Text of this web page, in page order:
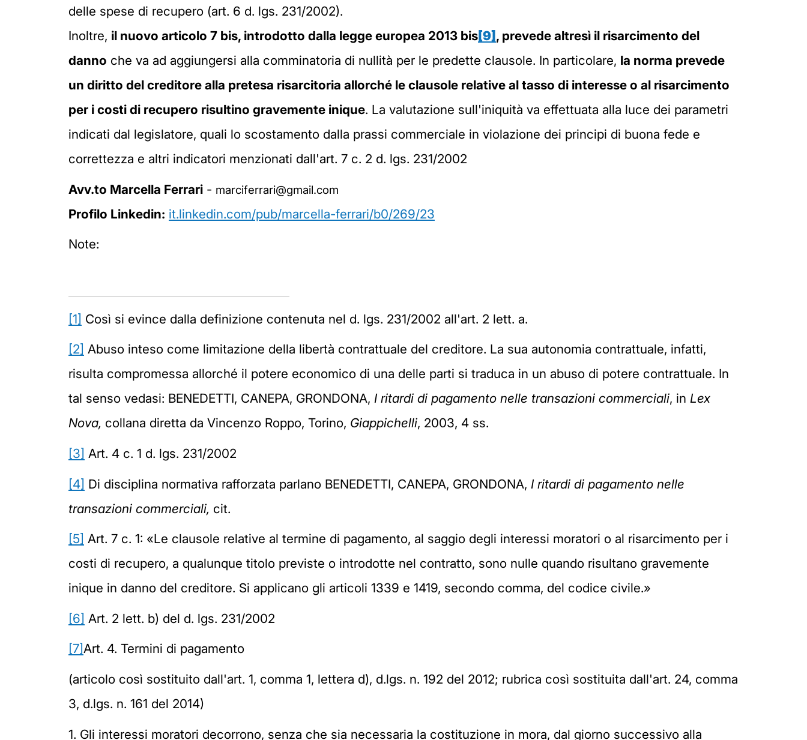
delle spese di recupero (art. 6 d. lgs. 231/2002).
Inoltre, il nuovo articolo 7 bis, introdotto dalla legge europea 2013 bis [9] , prevede altresì il risarcimento del
danno che va ad aggiungersi alla comminatoria di nullità per le predette clausole. In particolare, la norma prevede
un diritto del creditore alla pretesa risarcitoria allorché le clausole relative al tasso di interesse o al risarcimento
per i costi di recupero risultino gravemente inique. La valutazione sull'iniquità va effettuata alla luce dei parametri
indicati dal legislatore, quali lo scostamento dalla prassi commerciale in violazione dei principi di buona fede e
correttezza e altri indicatori menzionati dall'art. 7 c. 2 d. lgs. 231/2002
Avv.to Marcella Ferrari - marciferrari@gmail.com
Profilo Linkedin: it.linkedin.com/pub/marcella-ferrari/b0/269/23
Note:
[1] Così si evince dalla definizione contenuta nel d. lgs. 231/2002 all'art. 2 lett. a.
[2] Abuso inteso come limitazione della libertà contrattuale del creditore. La sua autonomia contrattuale, infatti,
risulta compromessa allorché il potere economico di una delle parti si traduca in un abuso di potere contrattuale. In
tal senso vedasi: BENEDETTI, CANEPA, GRONDONA, I ritardi di pagamento nelle transazioni commerciali, in Lex
Nova, collana diretta da Vincenzo Roppo, Torino, Giappichelli, 2003, 4 ss.
[3] Art. 4 c. 1 d. lgs. 231/2002
[4] Di disciplina normativa rafforzata parlano BENEDETTI, CANEPA, GRONDONA, I ritardi di pagamento nelle
transazioni commerciali, cit.
[5] Art. 7 c. 1: «Le clausole relative al termine di pagamento, al saggio degli interessi moratori o al risarcimento per i
costi di recupero, a qualunque titolo previste o introdotte nel contratto, sono nulle quando risultano gravemente
inique in danno del creditore. Si applicano gli articoli 1339 e 1419, secondo comma, del codice civile.»
[6] Art. 2 lett. b) del d. lgs. 231/2002
[7]Art. 4. Termini di pagamento
(articolo così sostituito dall'art. 1, comma 1, lettera d), d.lgs. n. 192 del 2012; rubrica così sostituita dall'art. 24, comma
3, d.lgs. n. 161 del 2014)
1. Gli interessi moratori decorrono, senza che sia necessaria la costituzione in mora, dal giorno successivo alla